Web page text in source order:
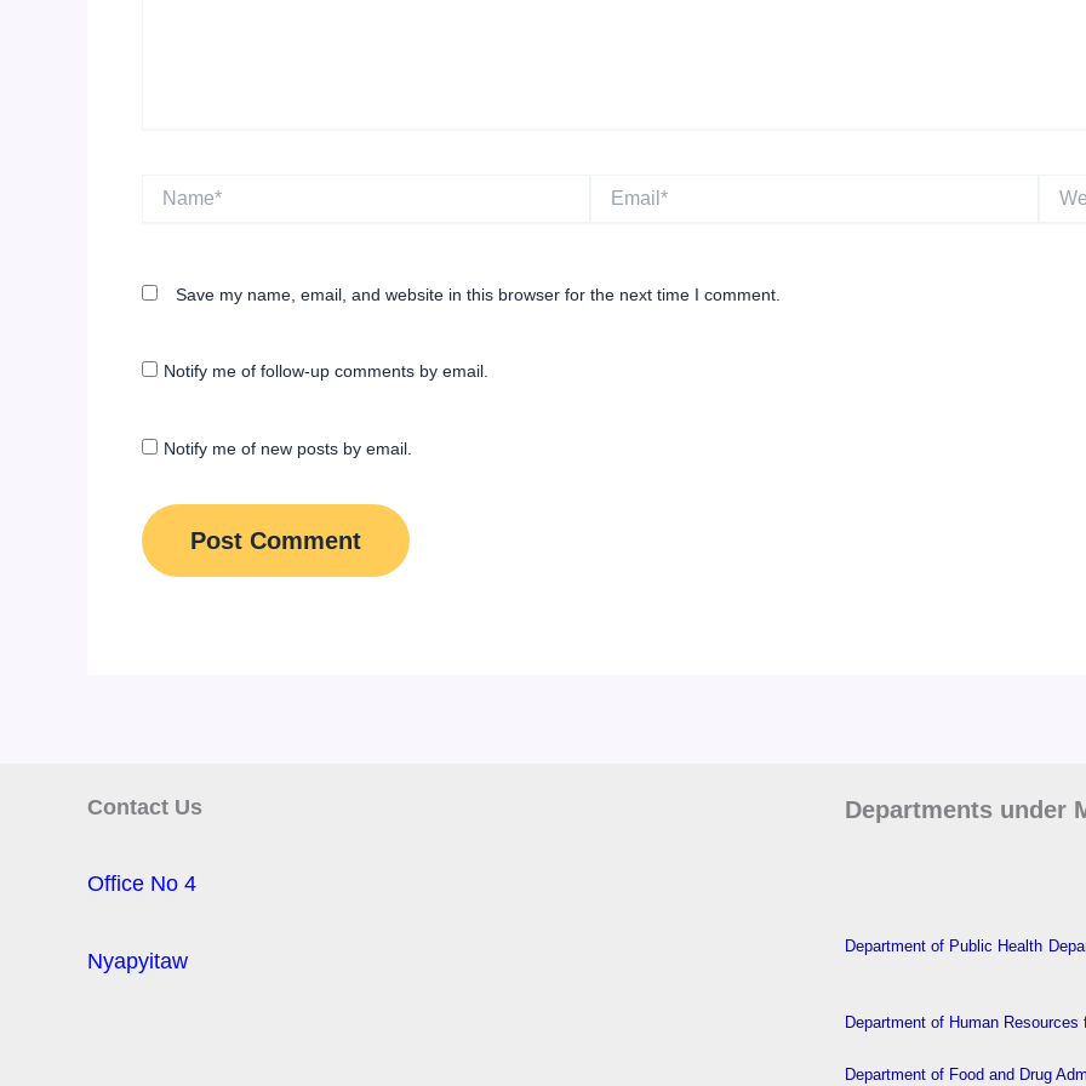
Save my name, email, and website in this browser for the next time I comment.
Notify me of follow-up comments by email.
Notify me of new posts by email.
Contact Us
Office No 4
Nyapyitaw
Departments under
Department of Public Health
Department of Human Resources
Department of Food and Drug